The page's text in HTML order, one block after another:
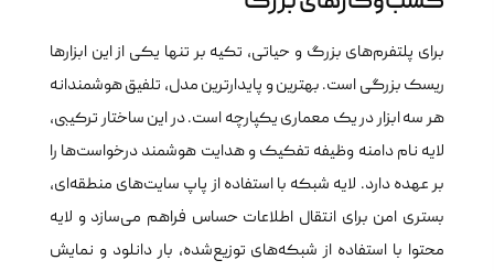
برای پلتفرم‌های بزرگ و حیاتی، تکیه بر تنها یکی از این ابزارها
ریسک بزرگی است. بهترین و پایدارترین مدل، تلفیق هوشمندانه
هر سه ابزار در یک معماری یکپارچه است. در این ساختار ترکیبی،
لایه نام دامنه وظیفه تفکیک و هدایت هوشمند درخواست‌ها را
بر عهده دارد. لایه شبکه با استفاده از پاپ سایت‌های منطقه‌ای،
بستری امن برای انتقال اطلاعات حساس فراهم می‌سازد و لایه
محتوا با استفاده از شبکه‌های توزیع‌شده، بار دانلود و نمایش